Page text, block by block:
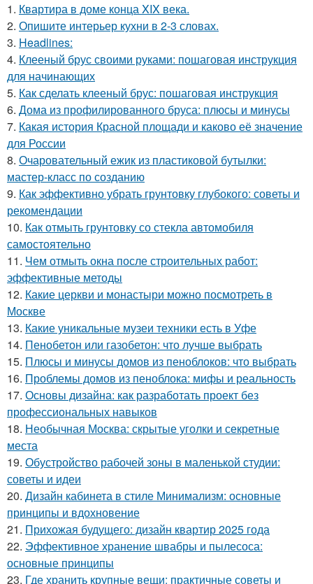
1. Квартира в доме конца XIX века.
2. Опишите интерьер кухни в 2-3 словах.
3. Headlines:
4. Клееный брус своими руками: пошаговая инструкция
для начинающих
5. Как сделать клееный брус: пошаговая инструкция
6. Дома из профилированного бруса: плюсы и минусы
7. Какая история Красной площади и каково её значение
для России
8. Очаровательный ежик из пластиковой бутылки:
мастер-класс по созданию
9. Как эффективно убрать грунтовку глубокого: советы и
рекомендации
10. Как отмыть грунтовку со стекла автомобиля
самостоятельно
11. Чем отмыть окна после строительных работ:
эффективные методы
12. Какие церкви и монастыри можно посмотреть в
Москве
13. Какие уникальные музеи техники есть в Уфе
14. Пенобетон или газобетон: что лучше выбрать
15. Плюсы и минусы домов из пеноблоков: что выбрать
16. Проблемы домов из пеноблока: мифы и реальность
17. Основы дизайна: как разработать проект без
профессиональных навыков
18. Необычная Москва: скрытые уголки и секретные
места
19. Обустройство рабочей зоны в маленькой студии:
советы и идеи
20. Дизайн кабинета в стиле Минимализм: основные
принципы и вдохновение
21. Прихожая будущего: дизайн квартир 2025 года
22. Эффективное хранение швабры и пылесоса:
основные принципы
23. Где хранить крупные вещи: практичные советы и